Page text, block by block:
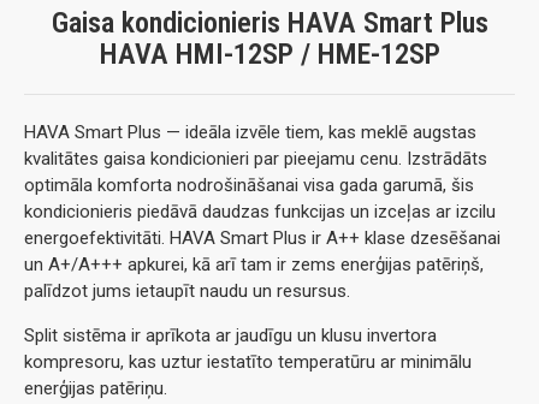
Gaisa kondicionieris HAVA Smart Plus
HAVA HMI-12SP / HME-12SP
HAVA Smart Plus — ideāla izvēle tiem, kas meklē augstas
kvalitātes gaisa kondicionieri par pieejamu cenu. Izstrādāts
optimāla komforta nodrošināšanai visa gada garumā, šis
kondicionieris piedāvā daudzas funkcijas un izceļas ar izcilu
energoefektivitāti. HAVA Smart Plus ir A++ klase dzesēšanai
un A+/A+++ apkurei, kā arī tam ir zems enerģijas patēriņš,
palīdzot jums ietaupīt naudu un resursus.
Split sistēma ir aprīkota ar jaudīgu un klusu invertora
kompresoru, kas uztur iestatīto temperatūru ar minimālu
enerģijas patēriņu.